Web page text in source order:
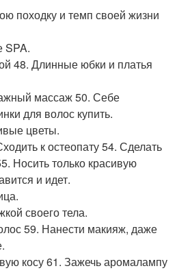
походку и темп своей жизни
SPA.
48. Длинные юбки и платья
массаж 50. Себе
для волос купить.
цветы.
к остеопату 54. Сделать
Носить только красивую
и идет.
своего тела.
59. Нанести макияж, даже
косу 61. Зажечь аромалампу